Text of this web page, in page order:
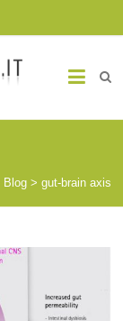
Blog> gut-brain axis